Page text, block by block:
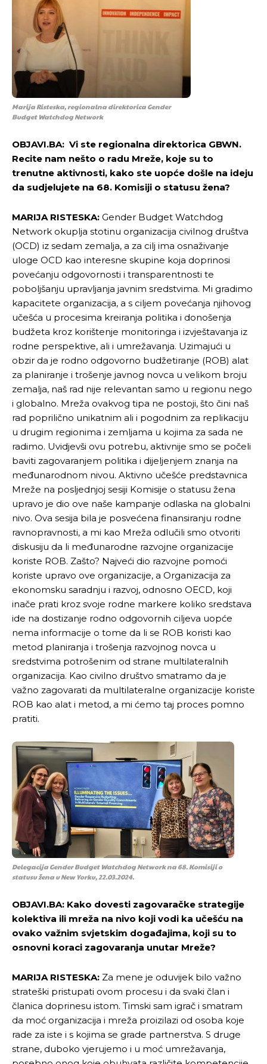
Marija Risteska, regionalna direktorica Gender
Budget Watchdog Network
OBJAVI.BA: Vi ste regionalna direktorica GBWN.
Recite nam nešto o radu Mreže, koje su to
trenutne aktivnosti, kako ste uopće došle na ideju
da sudjelujete na 68. Komisiji o statusu žena?
MARIJA RISTESKA: Gender Budget Watchdog
Network okuplja stotinu organizacija civilnog društva
(OCD) iz sedam zemalja, a za cilj ima osnaživanje
uloge OCD kao interesne skupine koja doprinosi
povećanju odgovornosti i transparentnosti te
poboljšanju upravljanja javnim sredstvima. Mi gradimo
kapacitete organizacija, a s ciljem povećanja njihovog
učešća u procesima kreiranja politika i donošenja
budžeta kroz korištenje monitoringa i izvještavanja iz
rodne perspektive, ali i umrežavanja. Uzimajući u
obzir da je rodno odgovorno budžetiranje (ROB) alat
za planiranje i trošenje javnog novca u velikom broju
zemalja, naš rad nije relevantan samo u regionu nego
i globalno. Mreža ovakvog tipa ne postoji, što čini naš
rad poprilično unikatnim ali i pogodnim za replikaciju
u drugim regionima i zemljama u kojima za sada ne
radimo. Uvidjevši ovu potrebu, aktivnije smo se počeli
baviti zagovaranjem politika i dijeljenjem znanja na
međunarodnom nivou. Aktivno učešće predstavnica
Mreže na posljednjoj sesiji Komisije o statusu žena
upravo je dio ove naše kampanje odlaska na globalni
nivo. Ova sesija bila je posvećena finansiranju rodne
ravnopravnosti, a mi kao Mreža odlučili smo otvoriti
diskusiju da li međunarodne razvojne organizacije
koriste ROB. Zašto? Najveći dio razvojne pomoći
koriste upravo ove organizacije, a Organizacija za
ekonomsku saradnju i razvoj, odnosno OECD, koji
inače prati kroz svoje rodne markere koliko sredstava
ide na dostizanje rodno odgovornih ciljeva uopće
nema informacije o tome da li se ROB koristi kao
metod planiranja i trošenja razvojnog novca u
sredstvima potrošenim od strane multilateralnih
organizacija. Kao civilno društvo smatramo da je
važno zagovarati da multilateralne organizacije koriste
ROB kao alat i metod, a mi ćemo taj proces pomno
pratiti.
Delegacija Gender Budget Watchdog Network na 68. Komisiji o
statusu žena u New Yorku, 22.03.2024.
OBJAVI.BA: Kako dovesti zagovaračke strategije
kolektiva ili mreža na nivo koji vodi ka učešću na
ovako važnim svjetskim događajima, koji su to
osnovni koraci zagovaranja unutar Mreže?
MARIJA RISTESKA: Za mene je oduvijek bilo važno
strateški pristupati ovom procesu i da svaki član i
članica doprinesu istom. Timski sam igrač i smatram
da moć organizacija i mreža proizilazi od osoba koje
rade za iste i s kojima se grade partnerstva. S druge
strane, duboko vjerujemo i u moć umrežavanja,